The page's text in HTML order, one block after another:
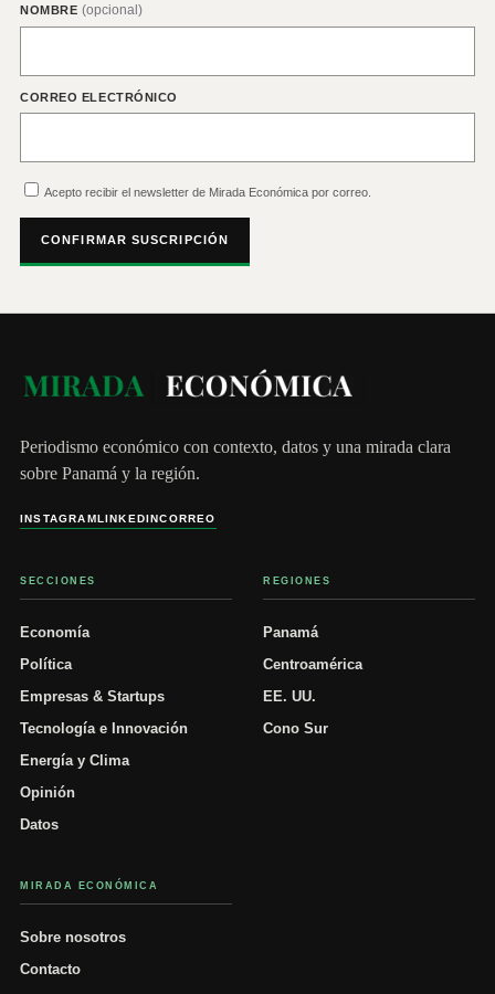
NOMBRE (opcional)
CORREO ELECTRÓNICO
Acepto recibir el newsletter de Mirada Económica por correo.
CONFIRMAR SUSCRIPCIÓN
Periodismo económico con contexto, datos y una mirada clara
sobre Panamá y la región.
INSTAGRAMLINKEDINCORREO
SECCIONES
Economía
Política
Empresas & Startups
Tecnología e Innovación
Energía y Clima
Opinión
Datos
REGIONES
Panamá
Centroamérica
EE. UU.
Cono Sur
MIRADA ECONÓMICA
Sobre nosotros
Contacto